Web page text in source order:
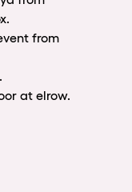
from
at elrow.